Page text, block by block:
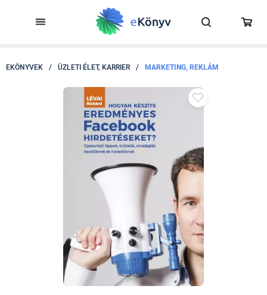
EKÖNYVEK / ÜZLETI ÉLET, KARRIER / MARKETING, REKLÁM